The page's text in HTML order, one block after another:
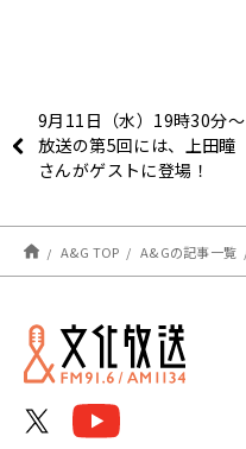
9月11日（水）19時30分～
放送の第5回には、上田瞳
さんがゲストに登場！
枠」おしゃべり廃棄遺跡』
A&G TOP A&Gの記事一覧